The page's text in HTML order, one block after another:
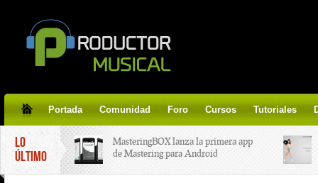
Portada Comunidad Foro Cursos Tutoriales
LO
ÚLTIMO
MasteringBOX lanza la primera app
de Mastering para Android